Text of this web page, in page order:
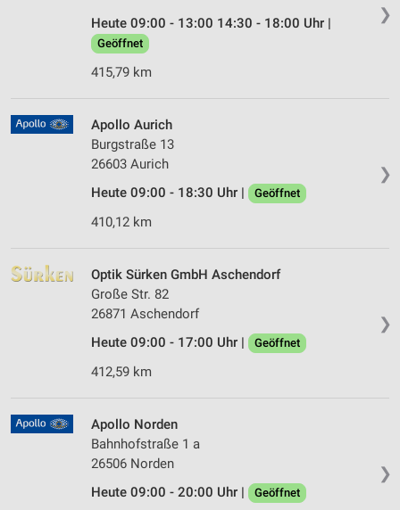
❯
Heute 09:00 - 13:00 14:30 - 18:00 Uhr |
Geöffnet
415,79 km
❯
Apollo Aurich
Burgstraße 13
26603 Aurich
Heute 09:00 - 18:30 Uhr |
Geöffnet
410,12 km
❯
Optik Sürken GmbH Aschendorf
Große Str. 82
26871 Aschendorf
Heute 09:00 - 17:00 Uhr |
Geöffnet
412,59 km
❯
Apollo Norden
Bahnhofstraße 1 a
26506 Norden
Heute 09:00 - 20:00 Uhr |
Geöffnet